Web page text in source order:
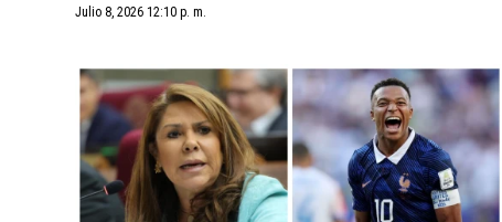
Julio 8, 2026 12:10 p. m.